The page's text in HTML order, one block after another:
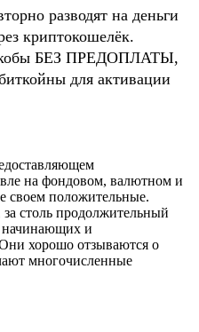
разводят на деньги
криптокошелёк.
БЕЗ ПРЕДОПЛАТЫ,
для активации
на фондовом, валютном и
своем положительные.
столь продолжительный
начинающих и
хорошо отзываются о
многочисленные